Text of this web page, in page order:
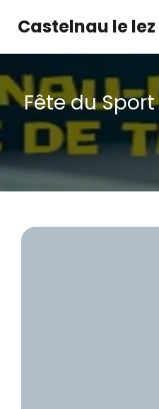
Castelnau le lez
Fête du